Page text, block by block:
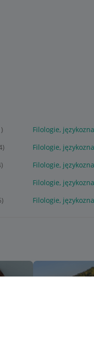
Filologie,
Filologie,
Filologie,
Filologie,
Filologie,